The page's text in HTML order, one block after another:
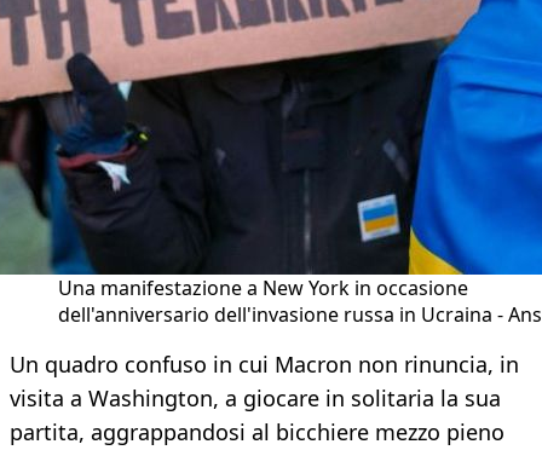
Una manifestazione a New York in occasione
dell'anniversario dell'invasione russa in Ucraina -
Un quadro confuso in cui Macron non rinuncia, in
visita a Washington, a giocare in solitaria la sua
partita, aggrappandosi al bicchiere mezzo pieno